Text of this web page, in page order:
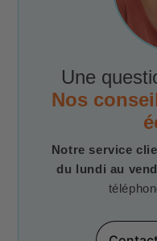
Une
Nos
Notre service
du lundi au